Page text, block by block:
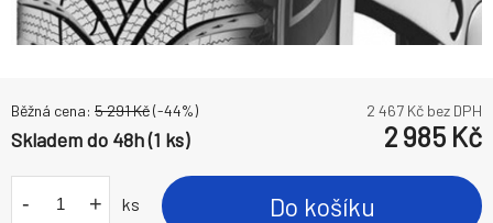
Běžná cena: 5 291Kč(-44%) 2 467 Kč bez DPH
Skladem do 48h (1 ks) 2 985 Kč
- + ks Do košíku